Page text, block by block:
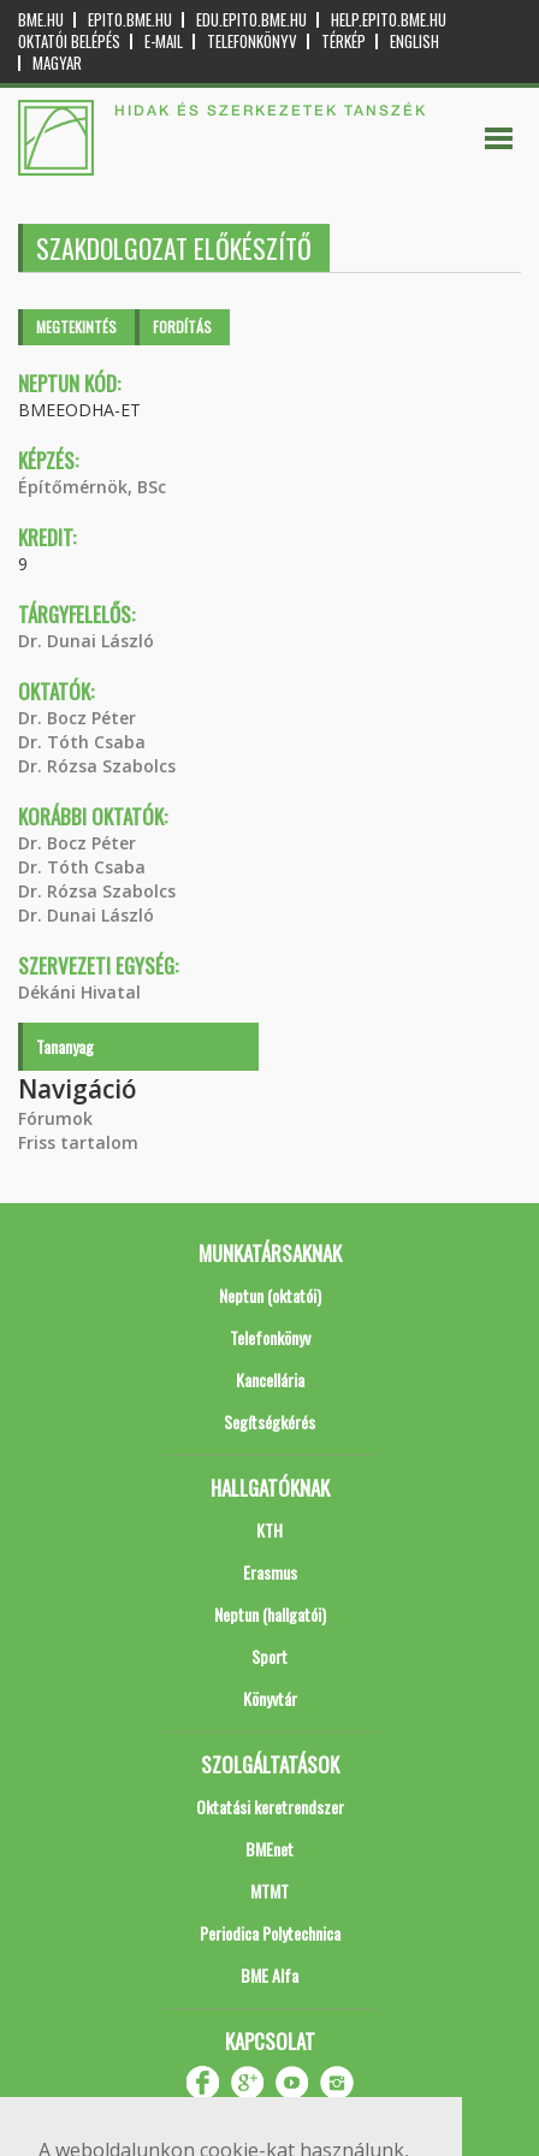
A weboldalunkon cookie-kat használunk,
BME.HU EPITO.BME.HU EDU.EPITO.BME.HU
HELP.EPITO.BME.HU
OKTATÓI BELÉPÉS
E-MAIL TELEFONKÖNYV TÉRKÉP
ENGLISH
MAGYAR
HIDAK ÉS SZERKEZETEK TANSZÉK
SZAKDOLGOZAT ELŐKÉSZÍTŐ
Elsődleges fülek
MEGTEKINTÉS (AKTÍVFORDÍTÁS
NEPTUN KÓD:
BMEEODHA-ET
KÉPZÉS:
Építőmérnök, BSc
KREDIT:
9
TÁRGYFELELŐS:
Dr. Dunai László
OKTATÓK:
Dr. Bocz Péter
Dr. Tóth Csaba
Dr. Rózsa Szabolcs
KORÁBBI OKTATÓK:
Dr. Bocz Péter
Dr. Tóth Csaba
Dr. Rózsa Szabolcs
Dr. Dunai László
SZERVEZETI EGYSÉG:
Dékáni Hivatal
Tananyag
Navigáció
Fórumok
Friss tartalom
MUNKATÁRSAKNAK
Neptun (oktatói)
Telefonkönyv
Kancellária
Segítségkérés
HALLGATÓKNAK
KTH
Erasmus
Neptun (hallgatói)
Sport
Könyvtár
SZOLGÁLTATÁSOK
Oktatási keretrendszer
BMEnet
MTMT
Periodica Polytechnica
BME Alfa
KAPCSOLAT